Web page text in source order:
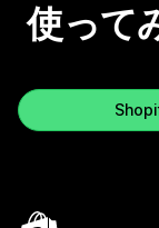
使って